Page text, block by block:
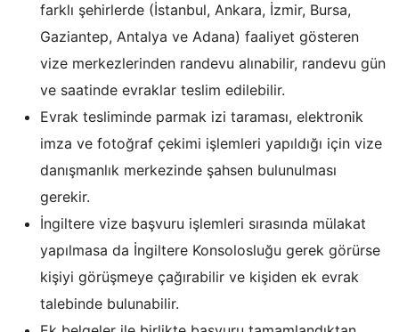
farklı şehirlerde (İstanbul, Ankara, İzmir, Bursa,
Gaziantep, Antalya ve Adana) faaliyet gösteren
vize merkezlerinden randevu alınabilir, randevu gün
ve saatinde evraklar teslim edilebilir.
Evrak tesliminde parmak izi taraması, elektronik
imza ve fotoğraf çekimi işlemleri yapıldığı için vize
danışmanlık merkezinde şahsen bulunulması
gerekir.
İngiltere vize başvuru işlemleri sırasında mülakat
yapılmasa da İngiltere Konsolosluğu gerek görürse
kişiyi görüşmeye çağırabilir ve kişiden ek evrak
talebinde bulunabilir.